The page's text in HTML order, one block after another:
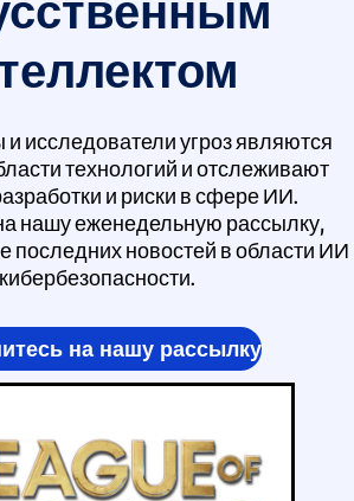
исследователи угроз являются
технологий и отслеживают
и риски в сфере ИИ.
нашу еженедельную рассылку,
последних новостей в области ИИ
на нашу рассылку